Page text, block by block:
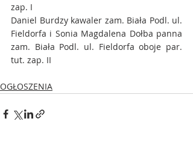
zap. I
Daniel Burdzy kawaler zam. Biała Podl. ul.
Fieldorfa i Sonia Magdalena Dołba panna
zam. Biała Podl. ul. Fieldorfa oboje par.
tut. zap. II
OGŁOSZENIA